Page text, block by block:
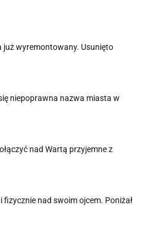
już wyremontowany. Usunięto
niepoprawna nazwa miasta w
nad Wartą przyjemne z
fizycznie nad swoim ojcem. Poniżał